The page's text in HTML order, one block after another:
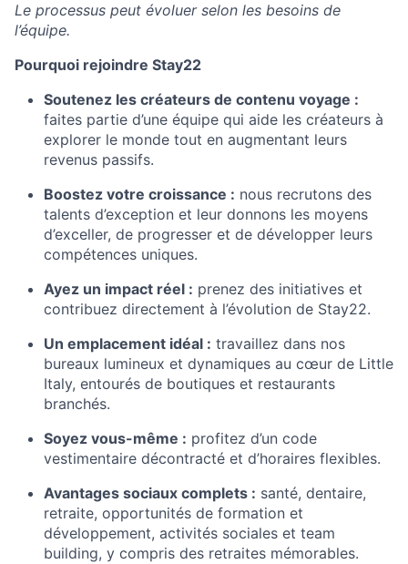
Le processus peut évoluer selon les besoins de
l’équipe.
Pourquoi rejoindre Stay22
Soutenez les créateurs de contenu voyage :
faites partie d’une équipe qui aide les créateurs à
explorer le monde tout en augmentant leurs
revenus passifs.
Boostez votre croissance : nous recrutons des
talents d’exception et leur donnons les moyens
d’exceller, de progresser et de développer leurs
compétences uniques.
Ayez un impact réel : prenez des initiatives et
contribuez directement à l’évolution de Stay22.
Un emplacement idéal : travaillez dans nos
bureaux lumineux et dynamiques au cœur de Little
Italy, entourés de boutiques et restaurants
branchés.
Soyez vous-même : profitez d’un code
vestimentaire décontracté et d’horaires flexibles.
Avantages sociaux complets : santé, dentaire,
retraite, opportunités de formation et
développement, activités sociales et team
building, y compris des retraites mémorables.